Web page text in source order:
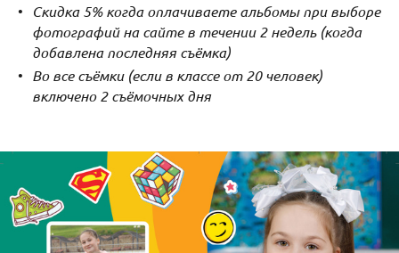
Скидка 5% когда оплачиваете альбомы при выборе
фотографий на сайте в течении 2 недель (когда
добавлена последняя съёмка)
Во все съёмки (если в классе от 20 человек)
включено 2 съёмочных дня